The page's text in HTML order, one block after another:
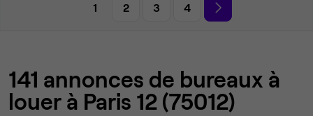
1 2 3 4
141 annonces de bureaux à
louer à Paris 12 (75012)